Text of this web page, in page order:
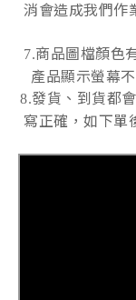
消會造成我們作
7.商品圖檔顏色
產品顯示螢幕
8.發貨、到貨都
寫正確，如下單